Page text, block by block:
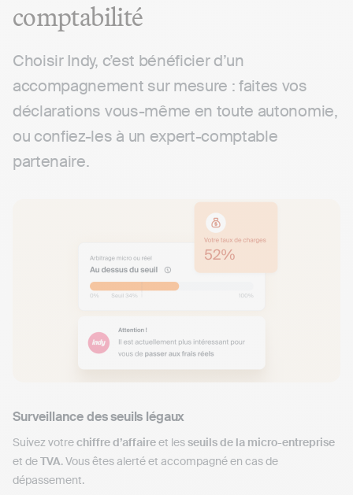
comptabilité
Choisir Indy, c’est bénéficier d’un
accompagnement sur mesure : faites vos
déclarations vous-même en toute autonomie,
ou confiez-les à un expert-comptable
partenaire.
Surveillance des seuils légaux
Suivez votrechiffre d’affaireet lesseuils de la micro-entreprise
et deTVA. Vous êtes alerté et accompagné en cas de
dépassement.